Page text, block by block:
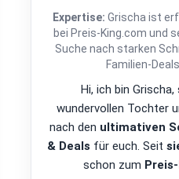
Expertise: Grischa ist
bei Preis-King.com und
Suche nach starken
Familien-
Hi, ich bin
wundervollen Tochter
nach den ultimativen
& Deals für euch. Seit
schon zum